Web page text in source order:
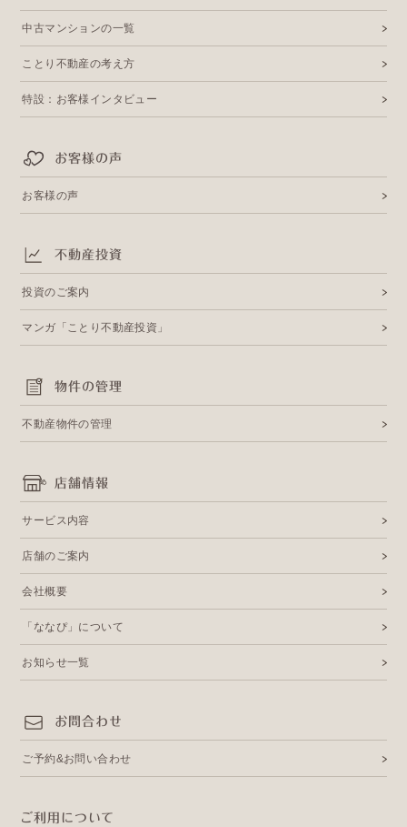
中古マンションの一覧
ことり不動産の考え方
特設：お客様インタビュー
お客様の声
お客様の声
不動産投資
投資のご案内
マンガ「ことり不動産投資」
物件の管理
不動産物件の管理
店舗情報
サービス内容
店舗のご案内
会社概要
「ななぴ」について
お知らせ一覧
お問合わせ
ご予約&お問い合わせ
ご利用について